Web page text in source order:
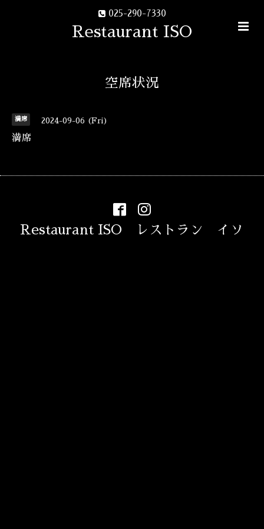
025-290-7330
Restaurant ISO
空席状況
満席 2024-09-06 (Fri)
満席
Restaurant ISO レストラン イソ